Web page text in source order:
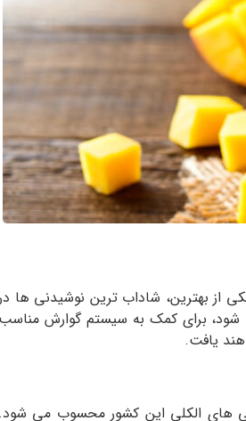
از بهترین، شاداب ترین نوشیدنی ها در
برای کمک به سیستم گوارش مناسب
یافت.
های الکلی این کشور محسوب می شود.